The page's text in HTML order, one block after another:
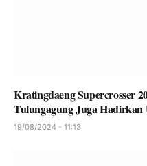
Kratingdaeng Supercrosser
Tulungagung Juga
19/08/2024 - 11:13